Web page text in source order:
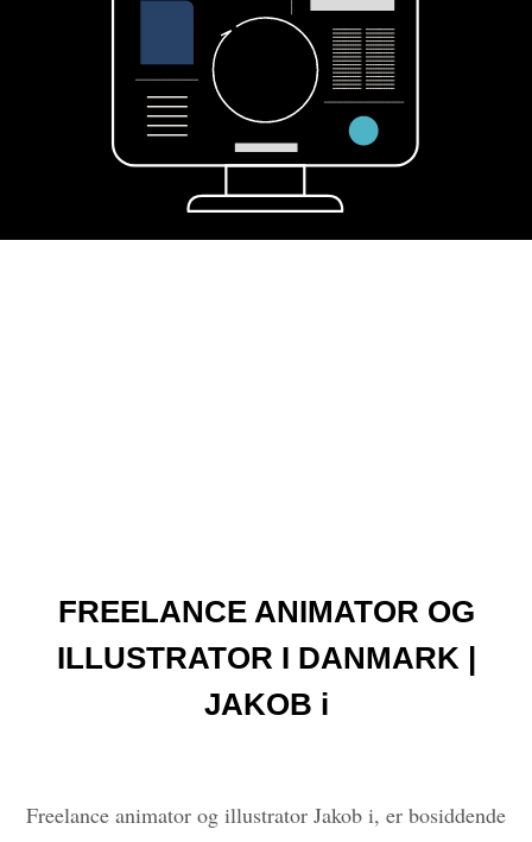
FREELANCE ANIMATOR OG
ILLUSTRATOR I DANMARK |
JAKOB i
Freelance animator og illustrator Jakob i, er bosiddende